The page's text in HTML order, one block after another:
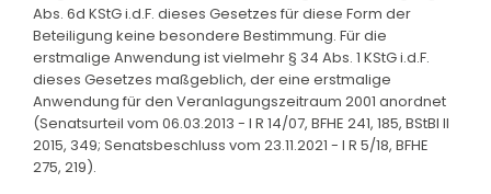
Abs. 6d KStG i.d.F. dieses Gesetzes für diese Form der
Beteiligung keine besondere Bestimmung. Für die
erstmalige Anwendung ist vielmehr § 34 Abs. 1 KStG i.d.F.
dieses Gesetzes maßgeblich, der eine erstmalige
Anwendung für den Veranlagungszeitraum 2001 anordnet
(Senatsurteil vom 06.03.2013 - I R 14/07, BFHE 241, 185, BStBl II
2015, 349; Senatsbeschluss vom 23.11.2021 - I R 5/18, BFHE
275, 219).